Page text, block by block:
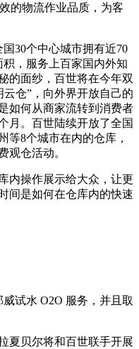
的物流作业品质，为客
30个中心城市拥有近70
，服务上百家国内外知
的面纱，百世将在今年双
云仓”，向外界开放自己的
如何从商家流转到消费者
月。百世陆续开放了全国
等8个城市在内的仓库，
观仓活动。
内操作展示给大众，让更
间是如何在仓库内的快速
试水 O2O 服务，并且取
夏贝尔将和百世联手开展